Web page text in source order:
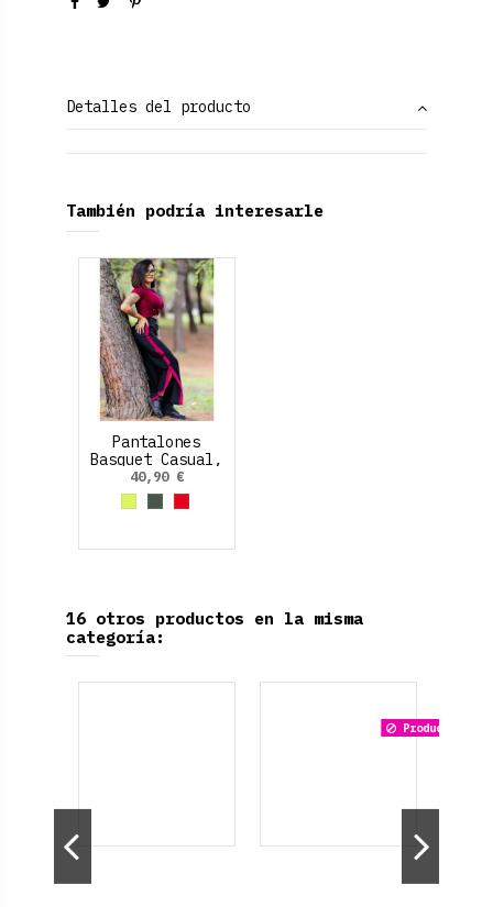
Detalles del producto
También podría interesarle
Pantalones
Basquet Casual,
botones click
lateral
40,90 €
Amarillo Neon
Verde Oliva
Rojo
16 otros productos en la misma
categoría:
Producto